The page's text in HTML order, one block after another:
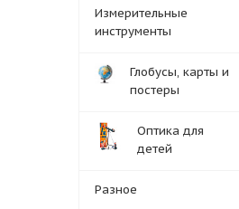
Измерительные
инструменты
Глобусы, карты и
постеры
Оптика для
детей
Разное